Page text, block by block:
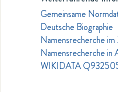
Gemeinsame
Deutsche Biographie
Namensrecherche
Namensrecherche in
WIKIDATA